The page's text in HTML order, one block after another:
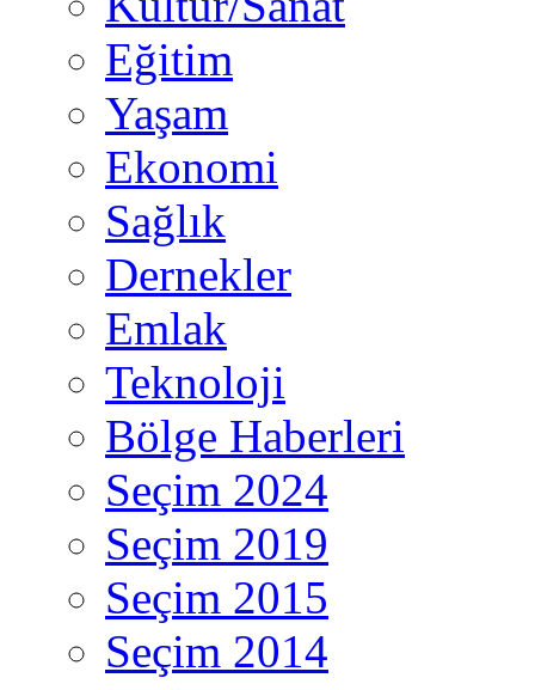
Eğitim
Yaşam
Ekonomi
Sağlık
Dernekler
Emlak
Teknoloji
Bölge Haberleri
Seçim 2024
Seçim 2019
Seçim 2015
Seçim 2014